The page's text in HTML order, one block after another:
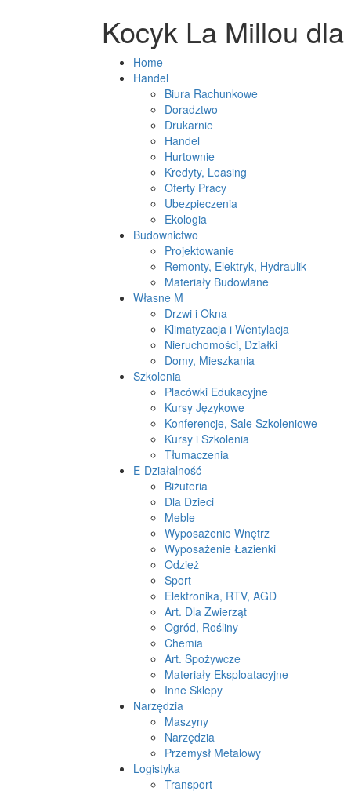
Kocyk La Millou
Home
Handel
Biura Rachunkowe
Doradztwo
Drukarnie
Handel
Hurtownie
Kredyty, Leasing
Oferty Pracy
Ubezpieczenia
Ekologia
Budownictwo
Projektowanie
Remonty, Elektryk, Hydraulik
Materiały Budowlane
Własne M
Drzwi i Okna
Klimatyzacja i Wentylacja
Nieruchomości, Działki
Domy, Mieszkania
Szkolenia
Placówki Edukacyjne
Kursy Językowe
Konferencje, Sale Szkoleniowe
Kursy i Szkolenia
Tłumaczenia
E-Działalność
Biżuteria
Dla Dzieci
Meble
Wyposażenie Wnętrz
Wyposażenie Łazienki
Odzież
Sport
Elektronika, RTV, AGD
Art. Dla Zwierząt
Ogród, Rośliny
Chemia
Art. Spożywcze
Materiały Eksploatacyjne
Inne Sklepy
Narzędzia
Maszyny
Narzędzia
Przemysł Metalowy
Logistyka
Transport